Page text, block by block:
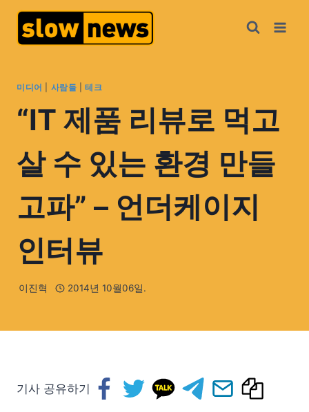
미디어 사람들 |테크
“IT 제품 리뷰로 먹고
살 수 있는 환경 만들
고파” – 언더케이지
인터뷰
이진혁 2014년 10월06일.
기사 공유하기